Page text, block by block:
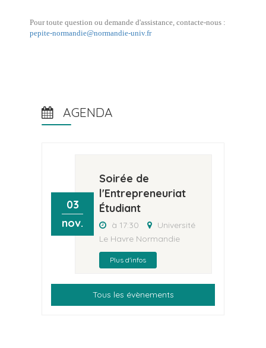
Pour toute question ou demande d'assistance, contacte-nous :
pepite-normandie@normandie-univ.fr
AGENDA
03
nov.
Soirée de
l'Entrepreneuriat
Étudiant
à 17:30
Université
Le Havre Normandie
Plus d'infos
Tous les évènements